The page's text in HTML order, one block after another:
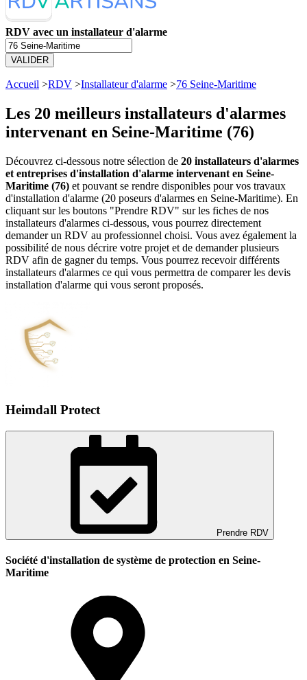
RDV avec un installateur d'alarme
VALIDER
Accueil >RDV >Installateur d'alarme >76 Seine-Maritime
Les 20 meilleurs installateurs d'alarmes
intervenant en Seine-Maritime (76)
Découvrez ci-dessous notre sélection de 20 installateurs d'alarmes
et entreprises d'installation d'alarme intervenant en Seine-
Maritime (76) et pouvant se rendre disponibles pour vos travaux
d'installation d'alarme (20 poseurs d'alarmes en Seine-Maritime). En
cliquant sur les boutons "Prendre RDV" sur les fiches de nos
installateurs d'alarmes ci-dessous, vous pourrez directement
demander un RDV au professionnel choisi. Vous avez également la
possibilité de nous décrire votre projet et de demander plusieurs
RDV afin de gagner du temps. Vous pourrez recevoir différents
installateurs d'alarmes ce qui vous permettra de comparer les devis
installation d'alarme qui vous seront proposés.
Heimdall Protect
Prendre RDV
Société d'installation de système de protection en Seine-
Maritime